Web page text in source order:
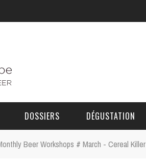
DOSSIERS DÉGUSTATION
Beer Workshops # March - Cereal Killer